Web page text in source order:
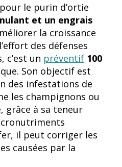
le purin d’ortie
et un engrais
la croissance
des défenses
c’est un préventif 100
Son objectif est
des infestations de
les champignons ou
grâce à sa teneur
il peut corriger les
causées par la